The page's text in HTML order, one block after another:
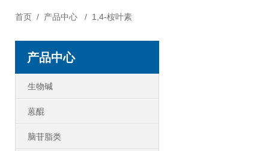
首页/ 产品中心/ 1,4-桉叶素
产品中心
生物碱
蒽醌
脑苷脂类